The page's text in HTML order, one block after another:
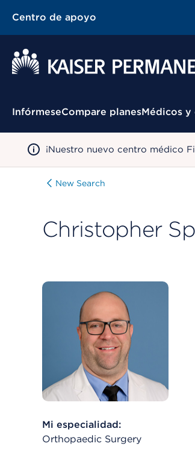
Centro de apoyo
Menú contextual
InfórmeseCompare planesMédicos y
¡Nuestro nuevo centro médico
New Search
Christopher
Mi especialidad:
Orthopaedic Surgery